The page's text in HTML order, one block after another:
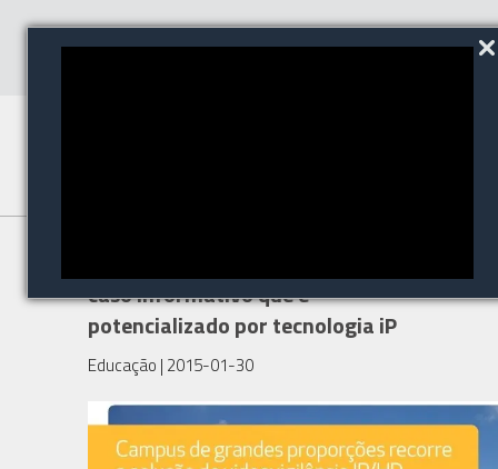
caso informativo que é
potencializado por tecnologia iP
Educação | 2015-01-30